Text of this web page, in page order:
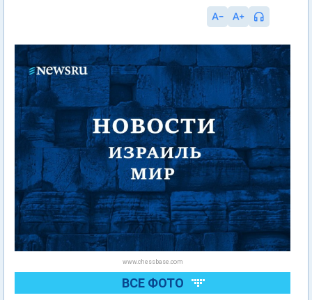
www.chessbase.com
ВСЕ ФОТО